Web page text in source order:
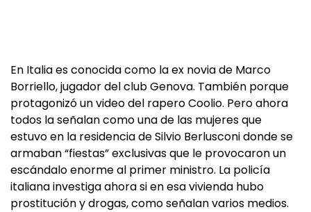
En Italia es conocida como la ex novia de Marco
Borriello, jugador del club Genova. También porque
protagonizó un video del rapero Coolio. Pero ahora
todos la señalan como una de las mujeres que
estuvo en la residencia de Silvio Berlusconi donde se
armaban “fiestas” exclusivas que le provocaron un
escándalo enorme al primer ministro. La policía
italiana investiga ahora si en esa vivienda hubo
prostitución y drogas, como señalan varios medios.